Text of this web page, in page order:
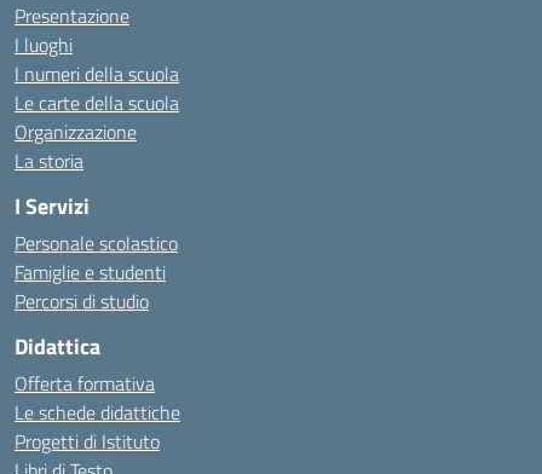
Presentazione
I luoghi
I numeri della scuola
Le carte della scuola
Organizzazione
La storia
I Servizi
Personale scolastico
Famiglie e studenti
Percorsi di studio
Didattica
Offerta formativa
Le schede didattiche
Progetti di Istituto